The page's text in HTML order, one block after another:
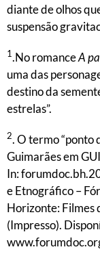
diante de olhos
suspensão
1.No romanceA
uma das
destino da
estrelas”.
2. O termo “ponto
Guimarães em
In:
e Etnográfico –
Horizonte: Filmes
(Impresso).